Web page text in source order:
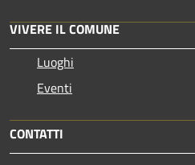
VIVERE IL COMUNE
Luoghi
Eventi
CONTATTI